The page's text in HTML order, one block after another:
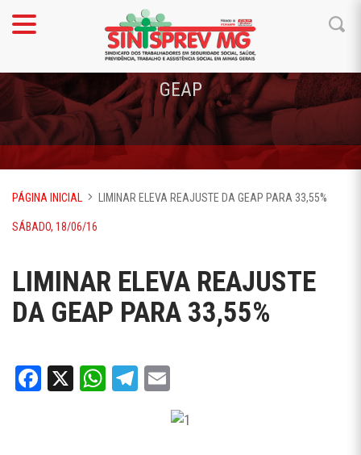
GEAP
PÁGINA INICIAL LIMINAR ELEVA REAJUSTE DA GEAP PARA 33,55%
SÁBADO, 18/06/16
LIMINAR ELEVA REAJUSTE
DA GEAP PARA 33,55%
Facebook
X WhatsApp
Telegram